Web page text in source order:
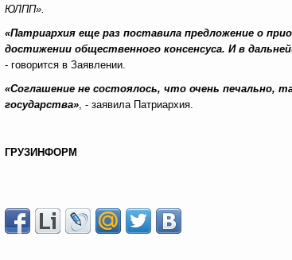
ЮЛПП».
«Патриархия еще раз поставила предложение о
достижении общественного консенсуса. И в
- говорится в Заявлении.
«Соглашение не состоялось, что очень печально,
государства», - заявила Патриархия.
ГРУЗИНФОРМ